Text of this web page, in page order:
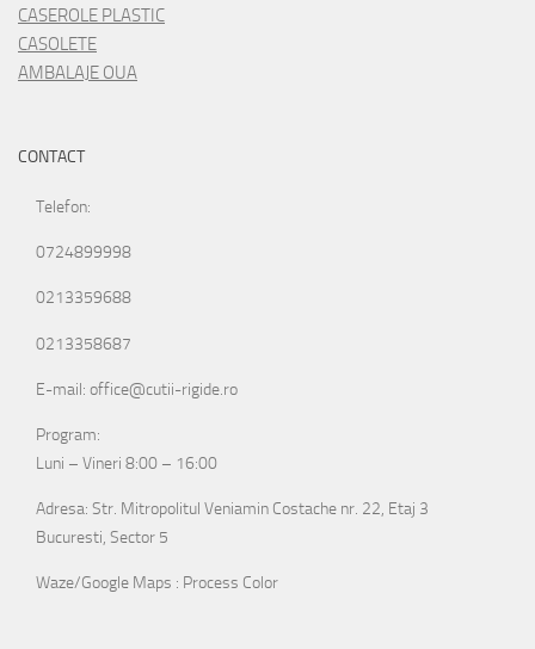
CASEROLE PLASTIC
CASOLETE
AMBALAJE OUA
CONTACT
Telefon:
0724899998
0213359688
0213358687
E-mail: office@cutii-rigide.ro
Program:
Luni – Vineri 8:00 – 16:00
Adresa: Str. Mitropolitul Veniamin Costache nr. 22, Etaj 3
Bucuresti, Sector 5
Waze/Google Maps : Process Color